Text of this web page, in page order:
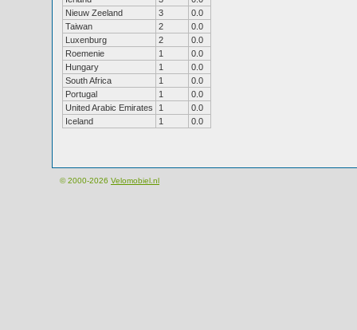
Nieuw Zeeland
3
0.0
Taiwan
2
0.0
Luxenburg
2
0.0
Roemenie
1
0.0
Hungary
1
0.0
South Africa
1
0.0
Portugal
1
0.0
United Arabic Emirates
1
0.0
Iceland
1 0.0
© 2000-2026 Velomobiel.nl